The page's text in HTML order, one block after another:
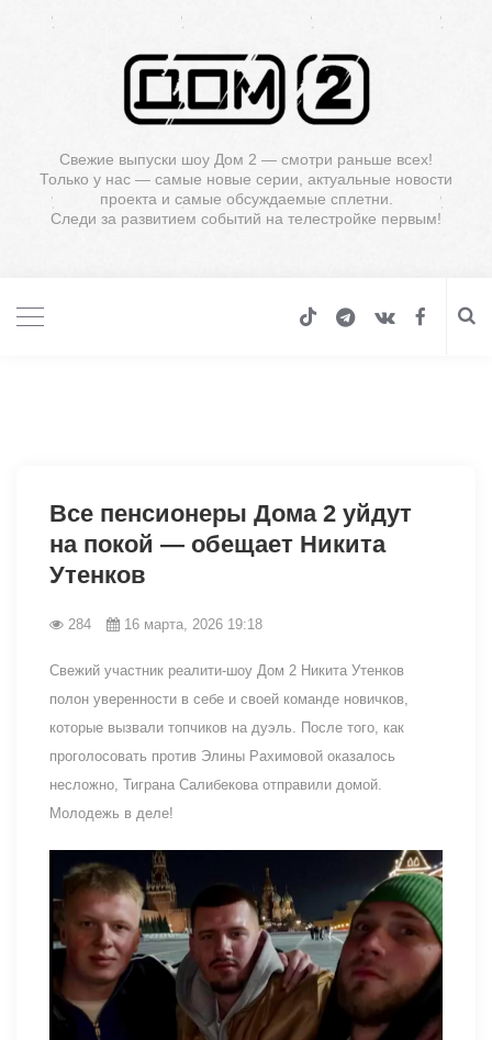
Свежие выпуски шоу Дом 2 — смотри раньше всех!
Только у нас — самые новые серии, актуальные новости
проекта и самые обсуждаемые сплетни.
Следи за развитием событий на телестройке первым!
Все пенсионеры Дома 2 уйдут
на покой — обещает Никита
Утенков
284 16 марта, 2026 19:18
Свежий участник реалити-шоу Дом 2 Никита Утенков
полон уверенности в себе и своей команде новичков,
которые вызвали топчиков на дуэль. После того, как
проголосовать против Элины Рахимовой оказалось
несложно, Тиграна Салибекова отправили домой.
Молодежь в деле!